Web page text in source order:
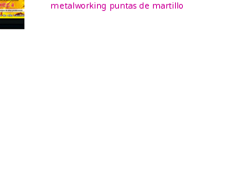
metalworking puntas de martillo